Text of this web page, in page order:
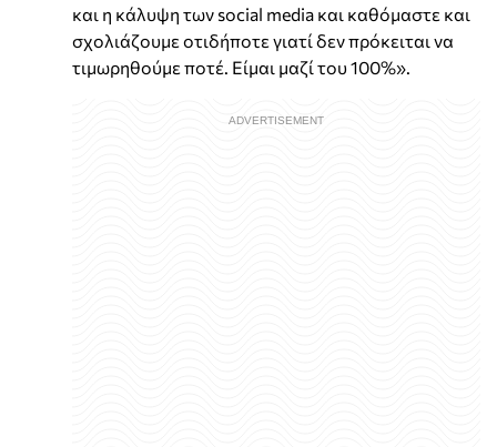
και η κάλυψη των social media και καθόμαστε και
σχολιάζουμε οτιδήποτε γιατί δεν πρόκειται να
τιμωρηθούμε ποτέ. Είμαι μαζί του 100%».